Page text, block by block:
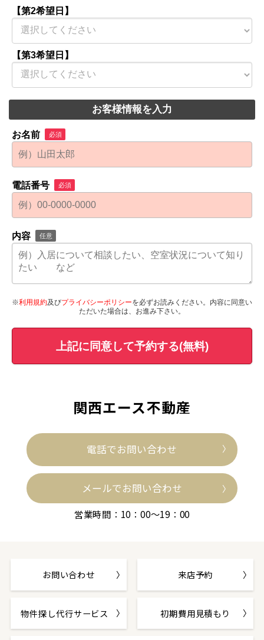
【第2希望日】
【第3希望日】
お客様情報を入力
お名前 必須
電話番号 必須
内容 任意
※利用規約及びプライバシーポリシーを必ずお読みください。内容に同意い
ただいた場合は、お進み下さい。
上記に同意して予約する(無料)
関西エース不動産
電話でお問い合わせ
メールでお問い合わせ
営業時間：10：00～19：00
お問い合わせ 来店予約
物件探し代行サービス 初期費用見積もり